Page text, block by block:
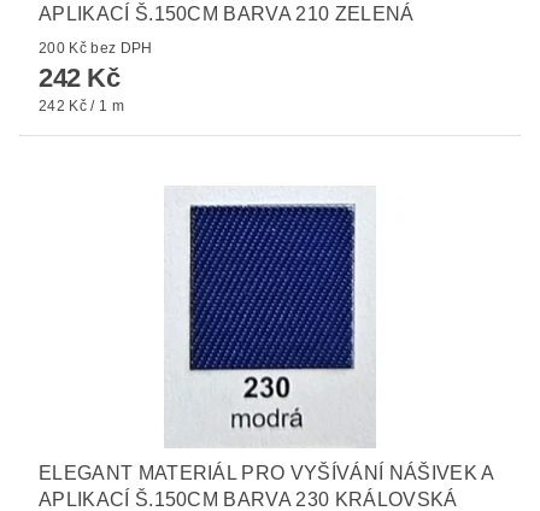
APLIKACÍ Š.150CM BARVA 210 ZELENÁ
200 Kč bez DPH
242 Kč
242 Kč / 1 m
ELEGANT MATERIÁL PRO VYŠÍVÁNÍ NÁŠIVEK A
APLIKACÍ Š.150CM BARVA 230 KRÁLOVSKÁ